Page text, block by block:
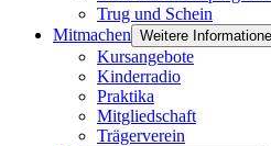
Trug und Schein
Mitmachen Weitere
Kursangebote
Kinderradio
Praktika
Mitgliedschaft
Trägerverein